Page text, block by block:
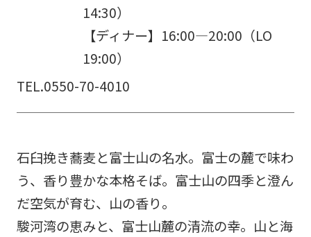
14:30）
【ディナー】16:00―20:00（LO
19:00）
TEL.0550-70-4010
石臼挽き蕎麦と富士山の名水。富士の麓で味わ
う、香り豊かな本格そば。富士山の四季と澄ん
だ空気が育む、山の香り。
駿河湾の恵みと、富士山麓の清流の幸。山と海